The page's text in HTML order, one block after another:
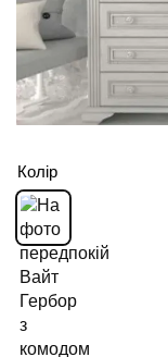
Колір